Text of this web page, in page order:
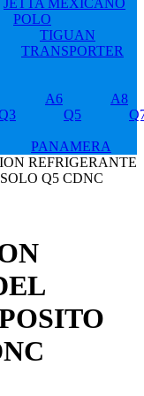
JETTA MEXICANO
POLO
TIGUAN
TRANSPORTER
A6
A8
Q5
PANAMERA
REFRIGERANTE
Q5 CDNC